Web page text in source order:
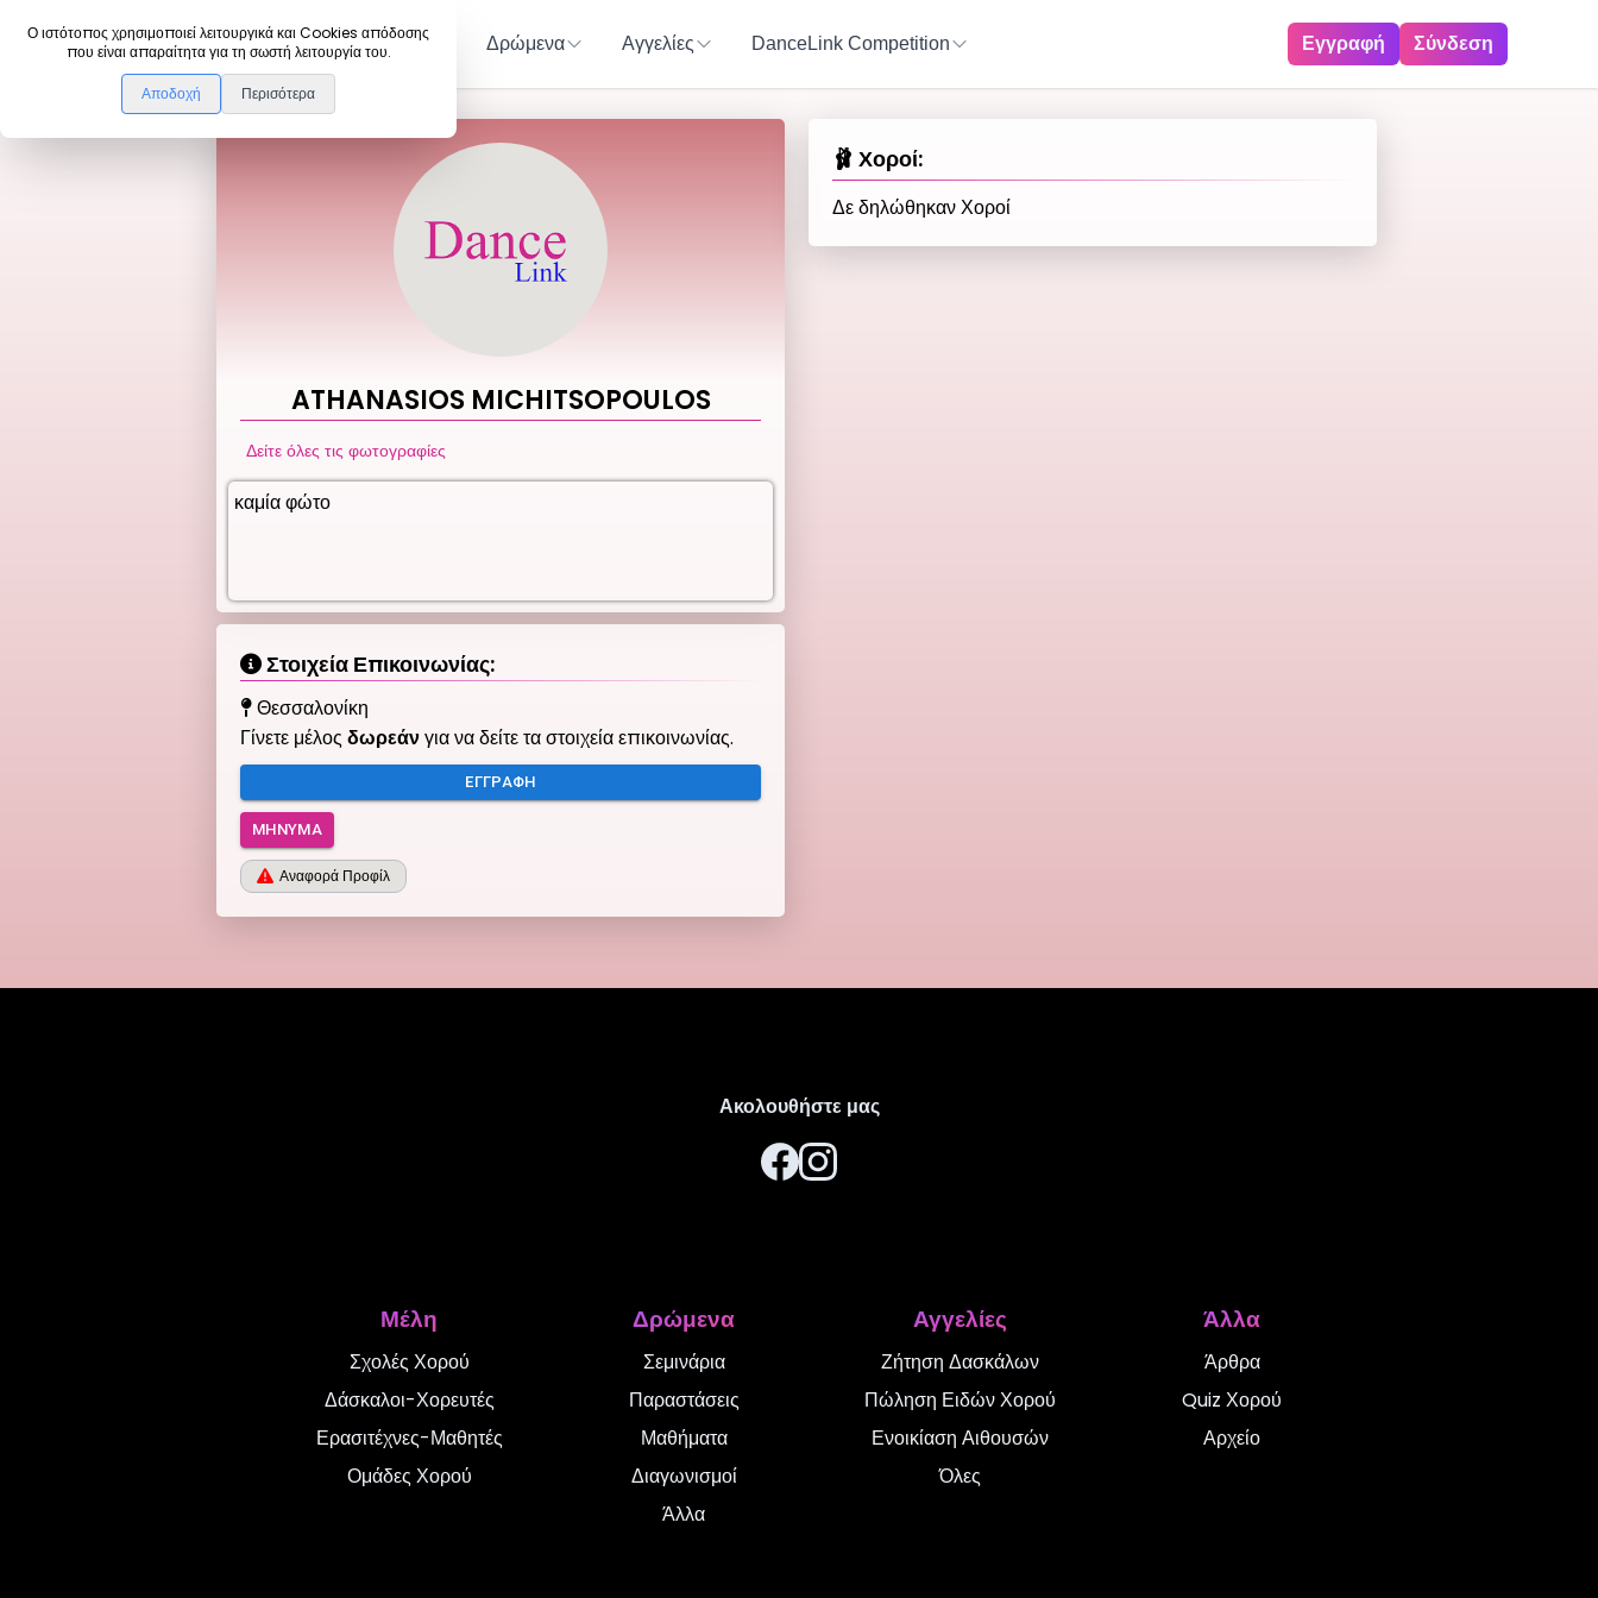
Ο ιστότοπος χρησιμοποιεί λειτουργικά και Cookies απόδοσης
που είναι απαραίτητα για τη σωστή λειτουργία του.
Αποδοχή Περισότερα
DanceLink Μέλη Δρώμενα Αγγελίες DanceLink Competition Εγγραφή Σύνδεση
ATHANASIOS MICHITSOPOULOS
Δείτε όλες τις φωτογραφίες
καμία φώτο
Στοιχεία Επικοινωνίας:
Θεσσαλονίκη
Γίνετε μέλος δωρεάνγια να δείτε τα στοιχεία επικοινωνίας.
ΕΓΓΡΑΦΉ
ΜΉΝΥΜΑ
Αναφορά Προφίλ
🩰 Χοροί:
Δε δηλώθηκαν Χοροί
Ακολουθήστε μας
Μέλη
Σχολές Χορού
Δάσκαλοι-Χορευτές
Ερασιτέχνες-Μαθητές
Ομάδες Χορού
Δρώμενα
Σεμινάρια
Παραστάσεις
Μαθήματα
Διαγωνισμοί
Άλλα
Αγγελίες
Ζήτηση Δασκάλων
Πώληση Ειδών Χορού
Ενοικίαση Αιθουσών
Όλες
Άλλα
Άρθρα
Quiz Χορού
Αρχείο